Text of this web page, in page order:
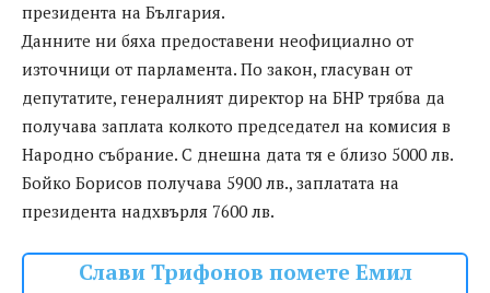
президента на България.
Данните ни бяха предоставени неофициално от
източници от парламента. По закон, гласуван от
депутатите, генералният директор на БНР трябва да
получава заплата колкото председател на комисия в
Народно събрание. С днешна дата тя е близо 5000 лв.
Бойко Борисов получава 5900 лв., заплатата на
президента надхвърля 7600 лв.
Слави Трифонов помете Емил